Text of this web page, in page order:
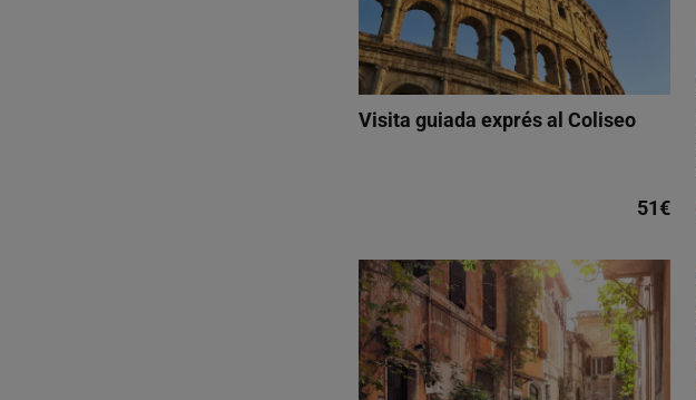
Visita guiada exprés al Coliseo
51€